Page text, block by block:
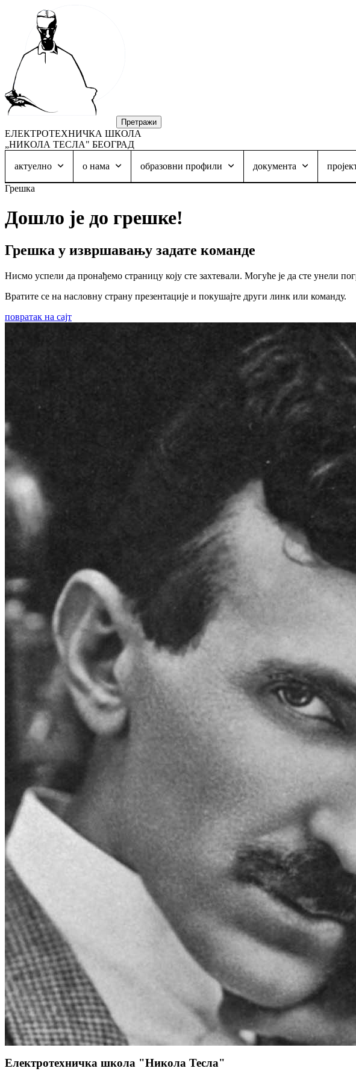
ЕЛЕКТРОТЕХНИЧКА ШКОЛА
„НИКОЛА ТЕСЛА" БЕОГРАД
актуелно о нама образовни профили документа
Грешка
Дошло је до грешке!
Грешка у извршавању задате команде
Нисмо успели да пронађемо страницу коју сте захтевали. Могуће је да сте унели
Вратите се на насловну страну презентације и покушајте други линк или команду.
повратак на сајт
Електротехничка школа "Никола Тесла"